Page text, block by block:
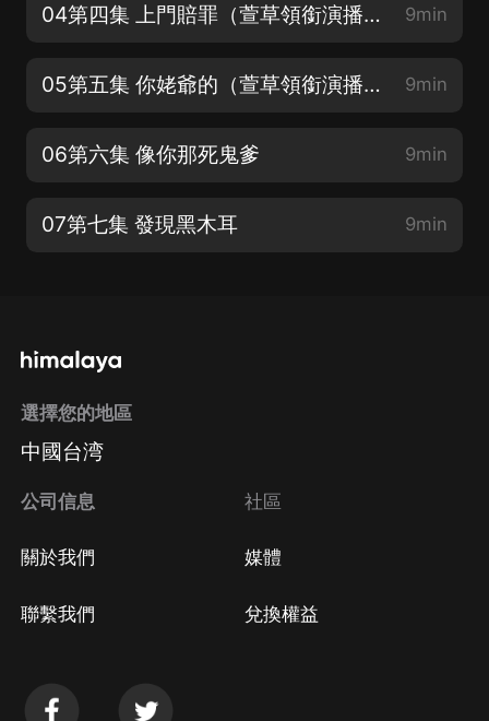
04第四集 上門賠罪（萱草領銜演播種田發家致富穿越大戲） 9min
05第五集 你姥爺的（萱草領銜演播種田發家致富穿越大戲） 9min
06第六集 像你那死鬼爹 9min
07第七集 發現黑木耳 9min
選擇您的地區
中國台湾
公司信息
關於我們
聯繫我們
社區
媒體
兌換權益